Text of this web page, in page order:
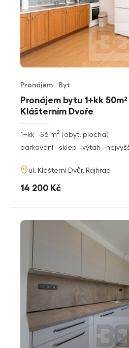
Pronájem bytu 1+kk
Klášterním Dvoře
Typ nabídky
Pronájem
Typ nemovitosti
Byt
rozměry
dispozice
1+kk obyt. plocha
56 m2
funkce
parkování sklep výtah
adresa
ul. Klášterní Dvůr, Rajhrad
cena
14 200 Kč